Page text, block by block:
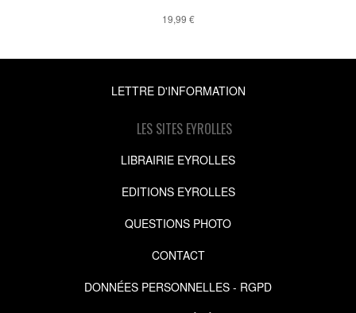
19,99 €
LETTRE D'INFORMATION
LES SITES EYROLLES
LIBRAIRIE EYROLLES
EDITIONS EYROLLES
QUESTIONS PHOTO
CONTACT
DONNÉES PERSONNELLES - RGPD